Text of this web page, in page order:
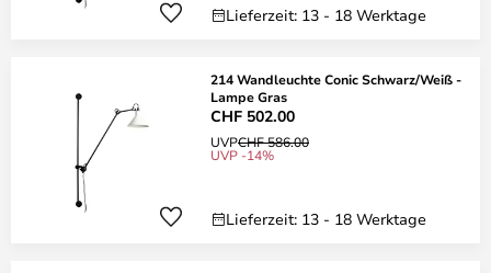
Lieferzeit: 13 - 18 Werktage
214 Wandleuchte Conic Schwarz/Weiß -
Lampe Gras
CHF 502.00
UVPCHF 586.00
UVP -14%
Lieferzeit: 13 - 18 Werktage